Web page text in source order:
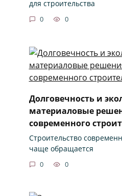
для строительства
0 0
Долговечность и
материаловые
современного
Строительство
чаще обращается
0 0